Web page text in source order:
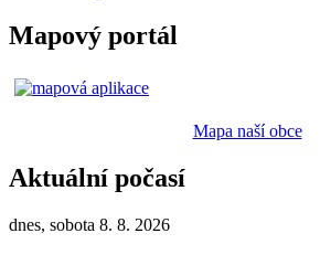
Mapový portál
Mapa naší obce
Aktuální počasí
dnes, sobota 8. 8. 2026